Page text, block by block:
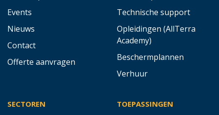
Events
Nieuws
Contact
Offerte aanvragen
Technische support
Opleidingen (AllTerra
Academy)
Beschermplannen
Verhuur
SECTOREN TOEPASSINGEN